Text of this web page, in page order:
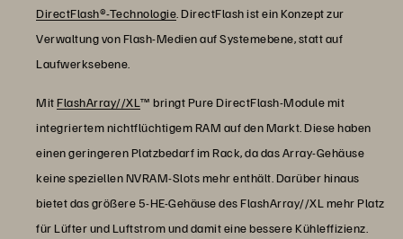
DirectFlash®-Technologie . DirectFlash ist ein Konzept zur
Verwaltung von Flash-Medien auf Systemebene, statt auf
Laufwerksebene.
MitFlashArray//XL ™ bringt Pure DirectFlash-Module mit
integriertem nichtflüchtigem RAM auf den Markt. Diese haben
einen geringeren Platzbedarf im Rack, da das Array-Gehäuse
keine speziellen NVRAM-Slots mehr enthält. Darüber hinaus
bietet das größere 5-HE-Gehäuse des FlashArray//XL mehr Platz
für Lüfter und Luftstrom und damit eine bessere Kühleffizienz.